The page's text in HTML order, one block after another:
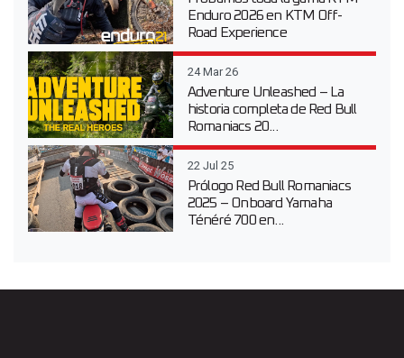
Enduro 2026 en KTM Off-
Road Experience
24 Mar 26
Adventure Unleashed – La
historia completa de Red Bull
Romaniacs 20...
22 Jul 25
Prólogo Red Bull Romaniacs
2025 – Onboard Yamaha
Ténéré 700 en...